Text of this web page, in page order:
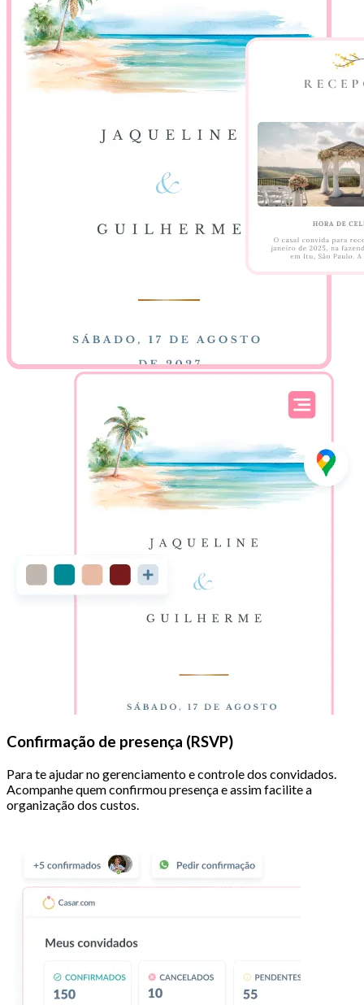
Confirmação de presença (RSVP)
Para te ajudar no gerenciamento e controle dos convidados.
Acompanhe quem confirmou presença e assim facilite a
organização dos custos.